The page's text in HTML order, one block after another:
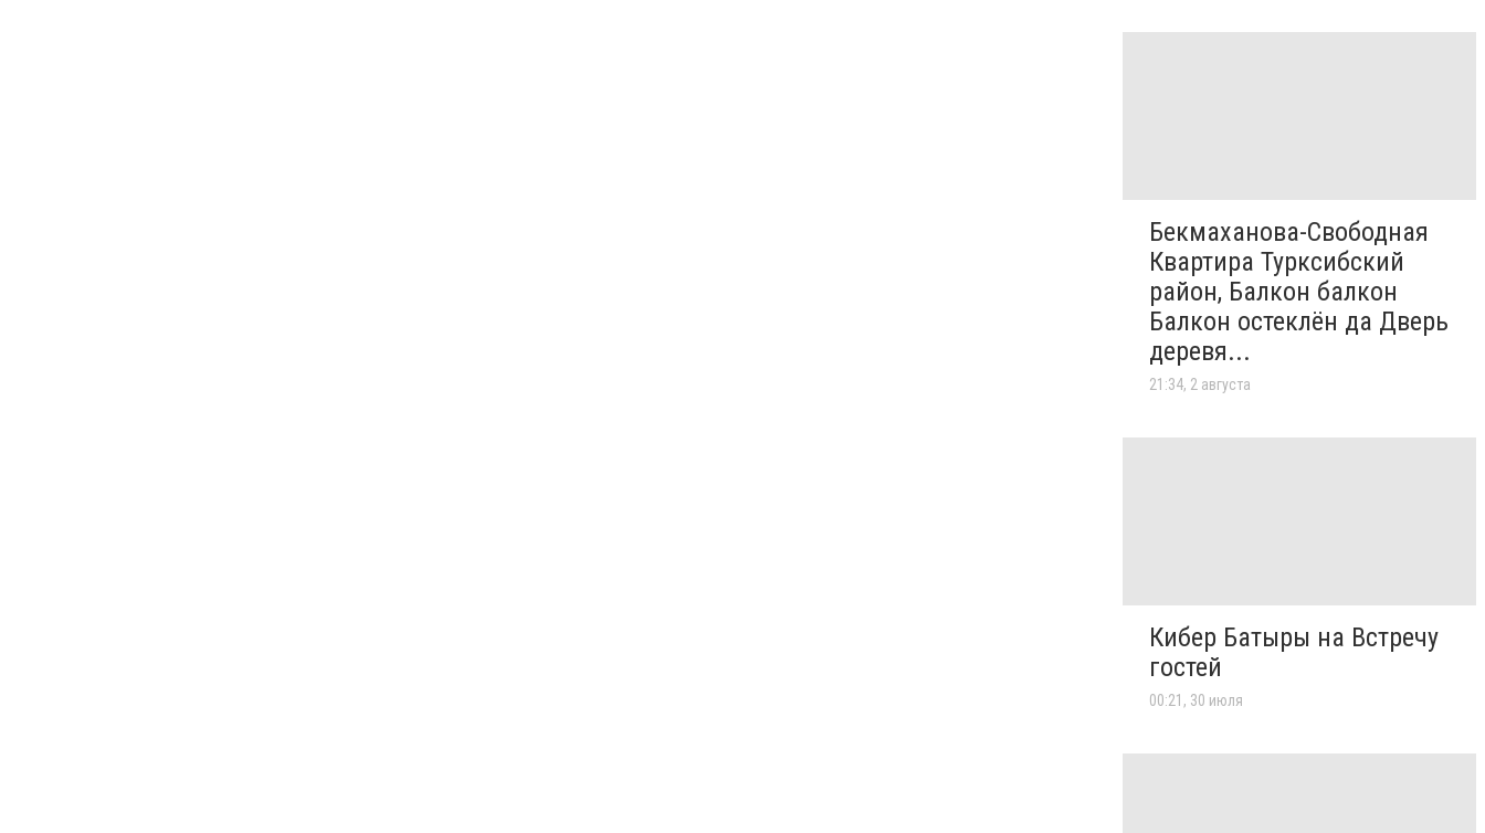
Бекмаханова-Свободная
Квартира Турксибский
район, Балкон балкон
Балкон остеклён да Дверь
деревя...
21:34, 2 августа
Кибер Батыры на Встречу
гостей
00:21, 30 июля